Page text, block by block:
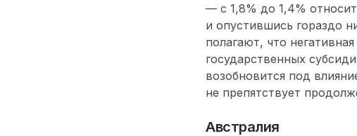
— с 1,8% до 1,4%
и опустившись гораздо
полагают, что
государственных
возобновится под
не препятствует
Австралия